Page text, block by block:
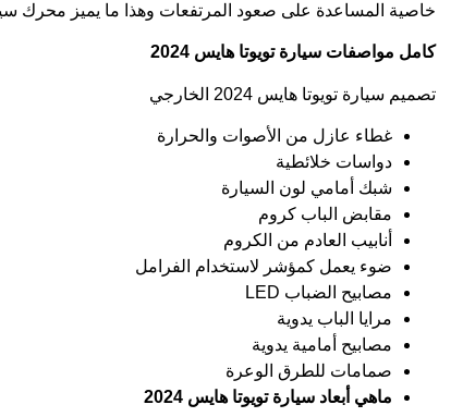
خاصية المساعدة على صعود المرتفعات وهذا ما يميز محرك سيارة
كامل مواصفات سيارة تويوتا هايس 2024
تصميم سيارة تويوتا هايس 2024 الخارجي
غطاء عازل من الأصوات والحرارة
دواسات خلائطية
شبك أمامي لون السيارة
مقابض الباب كروم
أنابيب العادم من الكروم
ضوء يعمل كمؤشر لاستخدام الفرامل
مصابيح الضباب LED
مرايا الباب يدوية
مصابيح أمامية يدوية
صمامات للطرق الوعرة
ماهي أبعاد سيارة تويوتا هايس 2024